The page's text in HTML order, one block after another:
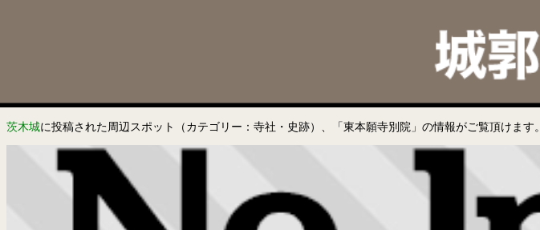
茨木城に投稿された周辺スポット（カテゴリー：寺社・史跡）、「東本願寺別院」の情報がご覧頂けます。